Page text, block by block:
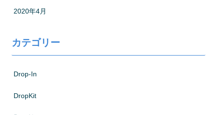
2020年4月
カテゴリー
Drop-In
DropKit